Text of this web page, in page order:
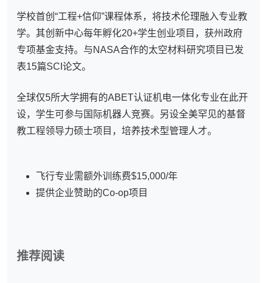
学校首创“工程+信仰”课程体系，将技术伦理融入专业教
学。其创新中心每年孵化20+学生创业项目，获州政府
专项基金支持。与NASA合作的太空材料研究项目已发
表15篇SCI论文。
全球仅5所大学拥有的ABET认证机电一体化专业在此开
设，学生可参与国际机器人竞赛。另设全美罕见的基督
教工程领导力硕士项目，培养技术型管理人才。
飞行专业需额外训练费$15,000/年
提供企业赞助的Co-op项目
推荐阅读